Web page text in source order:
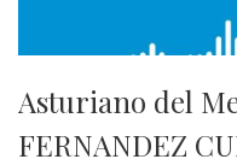
Asturiano del
FERNANDEZ